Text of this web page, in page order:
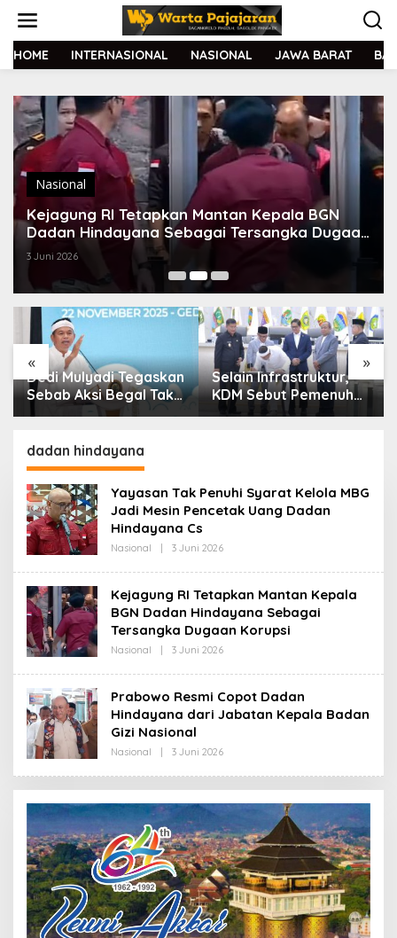
t
HOME INTERNASIONAL NASIONAL JAWA BARAT
Nasional
Kejagung RI Tetapkan Mantan Kepala BGN
Dadan Hindayana Sebagai Tersangka Dugaan
Korupsi
3 Juni 2026
« »
Dedi Mulyadi Tegaskan
Sebab Aksi Begal Tak
Boleh Hanya Dikaitkan
Selain Infrastruktur,
KDM Sebut Pemenuhan
Kebutuhan Dasar
dadan hindayana
Yayasan Tak Penuhi Syarat Kelola MBG
Jadi Mesin Pencetak Uang Dadan
Hindayana Cs
Nasional 3 Juni 2026
E
R
E
A
I
Kejagung RI Tetapkan Mantan Kepala
BGN Dadan Hindayana Sebagai
Tersangka Dugaan Korupsi
Nasional 3 Juni 2026
E
R
E
I
Prabowo Resmi Copot Dadan
Hindayana dari Jabatan Kepala Badan
Gizi Nasional
Nasional 3 Juni 2026
E
H
R
D
A
K
S
I